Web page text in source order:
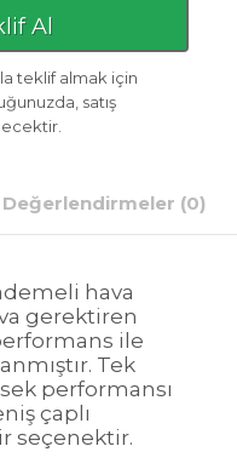
Al
teklif almak için
satış
Değerlendirmeler (0)
hava
gerektiren
ile
Tek
performansı
çaplı
seçenektir.